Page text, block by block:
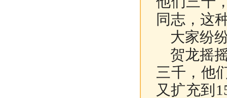
同志，这
大家纷
贺龙摇
三千，他
又扩充到